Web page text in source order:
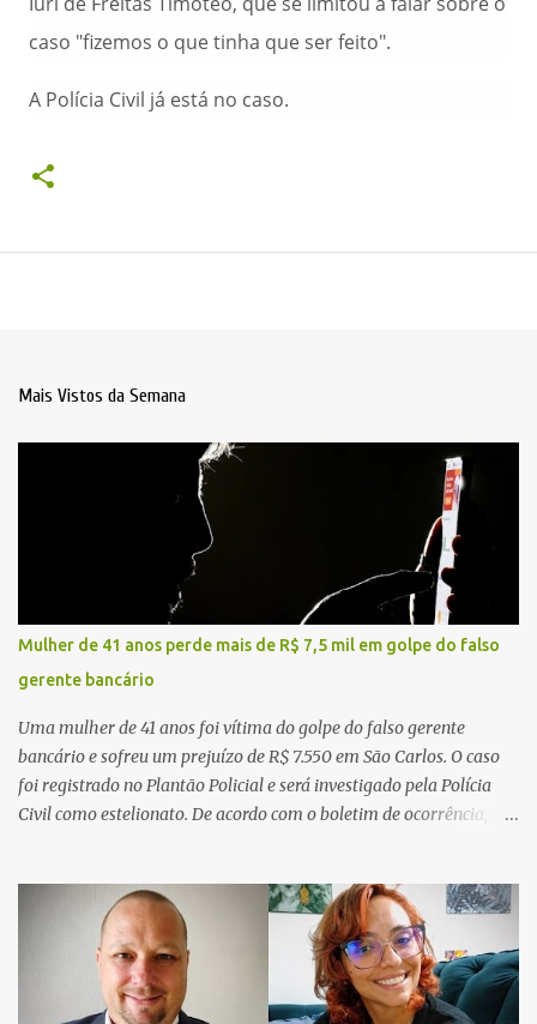
caso "fizemos o que tinha que ser feito".
A Polícia Civil já está no caso.
Mais Vistos da Semana
Mulher de 41 anos perde mais de R$ 7,5 mil em golpe do falso
gerente bancário
Uma mulher de 41 anos foi vítima do golpe do falso gerente
bancário e sofreu um prejuízo de R$ 7.550 em São Carlos. O caso
foi registrado no Plantão Policial e será investigado pela Polícia
Civil como estelionato. De acordo com o boletim de ocorrência, a
suspeito alegou que seria necessário atualizar o cadastro da conta
e passou a orientar a vítima sobre os procedimentos que deveriam
ser realizados. Dias depois, o golpista enviou um documento em
PDF simulando uma comunicação oficial da instituição financeira.
Na sequência, entrou em contato por telefone e encaminhou um